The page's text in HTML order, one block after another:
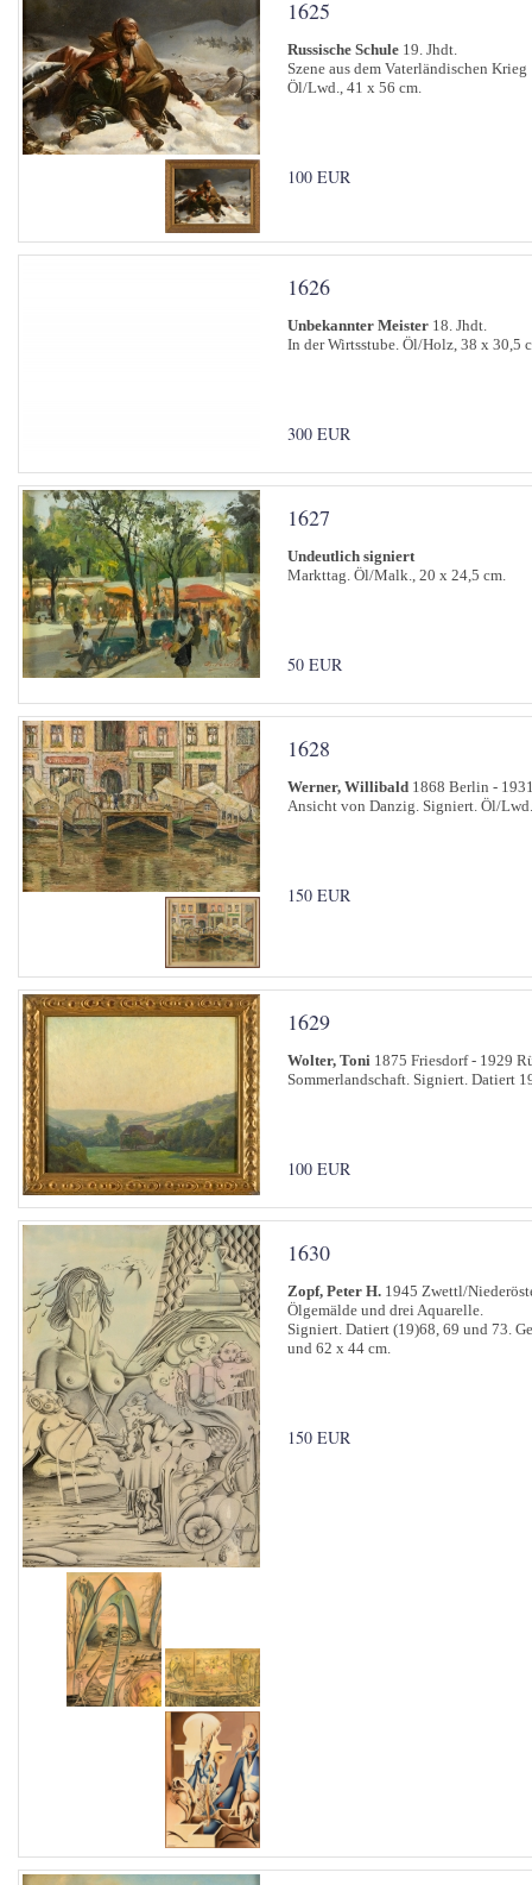
1625
Russische Schule 19. Jhdt.
Szene aus dem Vaterländischen Krieg
Öl/Lwd., 41 x 56 cm.
100 EUR
1626
Unbekannter Meister 18. Jhdt.
In der Wirtsstube. Öl/Holz, 38 x 30,5
300 EUR
1627
Undeutlich signiert
Markttag. Öl/Malk., 20 x 24,5 cm.
50 EUR
1628
Werner, Willibald 1868 Berlin -
Ansicht von Danzig. Signiert. Öl/
150 EUR
1629
Wolter, Toni 1875 Friesdorf - 1929
Sommerlandschaft. Signiert. Datiert
100 EUR
1630
Zopf, Peter H. 1945 Zwettl/
Ölgemälde und drei Aquarelle.
Signiert. Datiert (19)68, 69 und 73.
und 62 x 44 cm.
150 EUR